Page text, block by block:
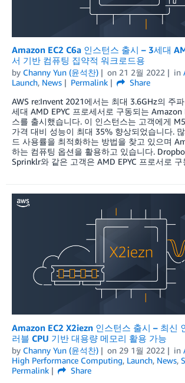
Amazon EC2 C6a 인스턴스 출시 – 3세대
서 기반 컴퓨팅 집약적 워크로드용
by Channy Yun (윤석찬) on 21 2월 2022 in
Launch, News Permalink
Share
AWS re:Invent 2021에서는 최대 3.6GHz의 주
세대 AMD EPYC 프로세서로 구동되는 Amazon
스를 출시했습니다. 이 인스턴스는 고객에게
가격 대비 성능이 최대 35% 향상되었습니다.
드 사용률을 최적화하는 방법을 찾고 있으며
하는 컴퓨팅 옵션을 활용하고 있습니다.
Sprinklr와 같은 고객은 AMD EPYC 프로서로
Amazon EC2 X2iezn 인스턴스 출시 – 최신
러블 CPU 기반 대용량 메모리 활용 가능
by Channy Yun (윤석찬) on 29 1월 2022 in
High Performance Computing, Launch, News,
Permalink
Share